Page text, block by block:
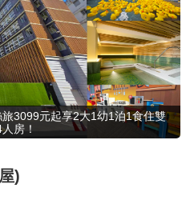
3099元起享2大1幼1泊1食住雙
房！
)